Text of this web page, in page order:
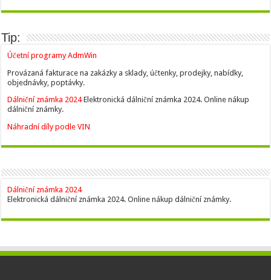
Tip:
Účetní programy AdmWin
Provázaná fakturace na zakázky a sklady, účtenky, prodejky, nabídky,
objednávky, poptávky.
Dálniční známka 2024Elektronická dálniční známka 2024. Online nákup
dálniční známky.
Náhradní díly podle VIN
Dálniční známka 2024
Elektronická dálniční známka 2024. Online nákup dálniční známky.